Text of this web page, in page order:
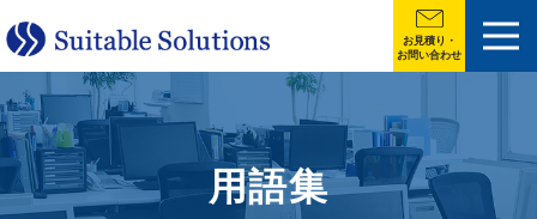
お見積り・
お問い合わせ
用語集